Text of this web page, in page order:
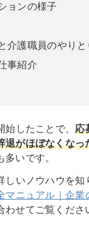
ョンの様子
介護職員のやりと
事紹介
始したことで、応
退がほぼなくなっ
いです。
しいノウハウを
マニュアル｜企業
わせてご覧くださ